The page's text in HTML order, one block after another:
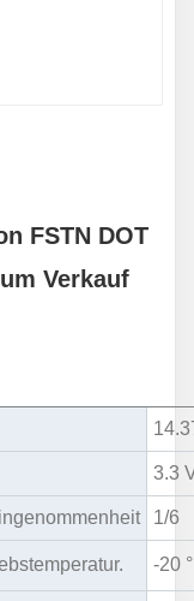
FSTN DOT
Verkauf
3.3
1/6
-20